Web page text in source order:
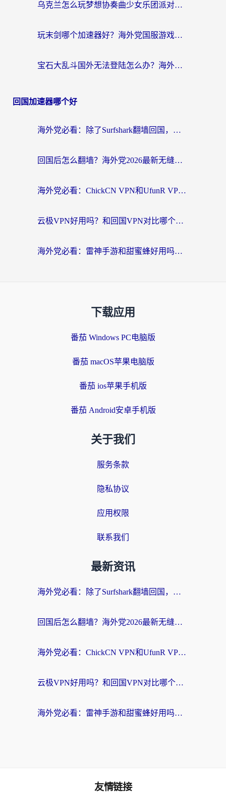
乌克兰怎么玩梦想协奏曲少女乐团派对？海外党国服游戏加速全攻略（附欧洲重生细胞荒野行动不卡技巧）
玩末剑哪个加速器好？海外党国服游戏畅玩终极指南（附3款热门游戏实测）
宝石大乱斗国外无法登陆怎么办？海外玩家专属加速指南（附穿越火线原野传说解决方案）
回国加速器哪个好
海外党必看：除了Surfshark翻墙回国，这些加速器选择技巧你真的懂吗？
回国后怎么翻墙？海外党2026最新无缝访问国内资源全攻略（附对比实测）
海外党必看：ChickCN VPN和UfunR VPN对比哪个回国效果更好？附实用选择指南
云极VPN好用吗？和回国VPN对比哪个回国效果更好？海外党亲测避坑指南
海外党必看：雷神手游和甜蜜蜂好用吗？3步选对回国加速器无缝刷国内资源
下载应用
番茄 Windows PC电脑版
番茄 macOS苹果电脑版
番茄 ios苹果手机版
番茄 Android安卓手机版
关于我们
服务条款
隐私协议
应用权限
联系我们
最新资讯
海外党必看：除了Surfshark翻墙回国，这些加速器选择技巧你真的懂吗？
回国后怎么翻墙？海外党2026最新无缝访问国内资源全攻略（附对比实测）
海外党必看：ChickCN VPN和UfunR VPN对比哪个回国效果更好？附实用选择指南
云极VPN好用吗？和回国VPN对比哪个回国效果更好？海外党亲测避坑指南
海外党必看：雷神手游和甜蜜蜂好用吗？3步选对回国加速器无缝刷国内资源
友情链接